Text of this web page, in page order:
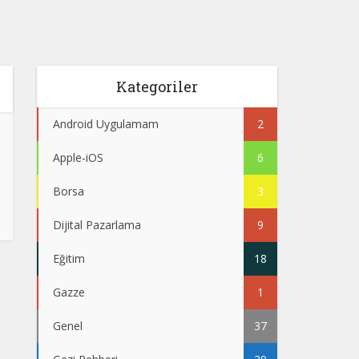
Kategoriler
Android Uygulamam 2
Apple-iOS 6
Borsa 3
Dijital Pazarlama 9
Eğitim 18
Gazze 1
Genel 37